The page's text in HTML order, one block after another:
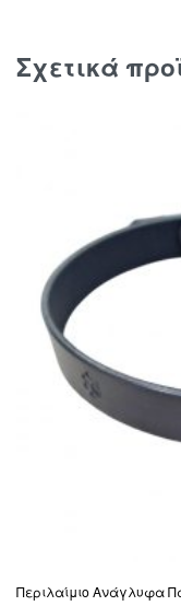
Σχετικά
Περιλαίμιο Ανάγλυφα